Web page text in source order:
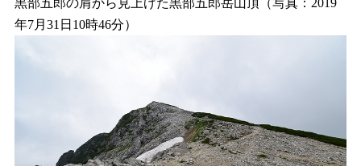
年7月31日10時46分）